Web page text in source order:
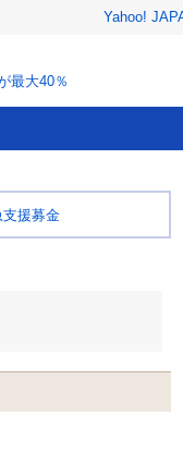
Yahoo!
最大40％
支援募金